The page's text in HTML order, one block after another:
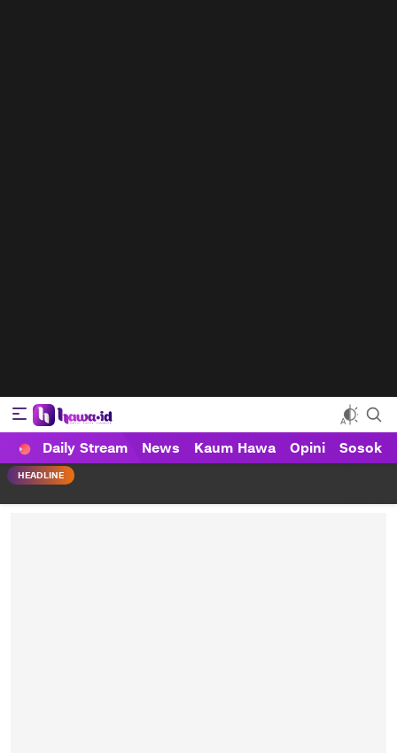
HAWA
Haluan Wanita Indonesia
Daily Stream News Kaum Hawa Opini Sosok
HEADLINE